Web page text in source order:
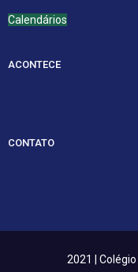
Calendários
ACONTECE
CONTATO
2021 |